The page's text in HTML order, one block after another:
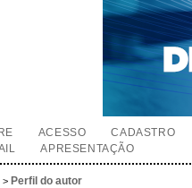
ACESSO CADASTRO
APRESENTAÇÃO
> Perfil do autor